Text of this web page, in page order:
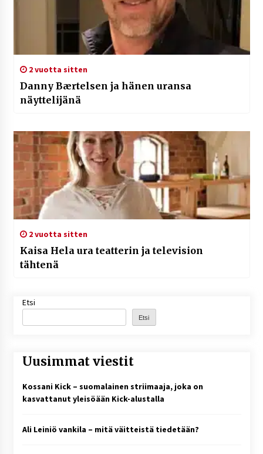
2 vuotta sitten
Danny Bærtelsen ja hänen uransa
näyttelijänä
2 vuotta sitten
Kaisa Hela ura teatterin ja television
tähtenä
Etsi
Etsi
Uusimmat viestit
Kossani Kick – suomalainen striimaaja, joka on
kasvattanut yleisöään Kick-alustalla
Ali Leiniö vankila – mitä väitteistä tiedetään?